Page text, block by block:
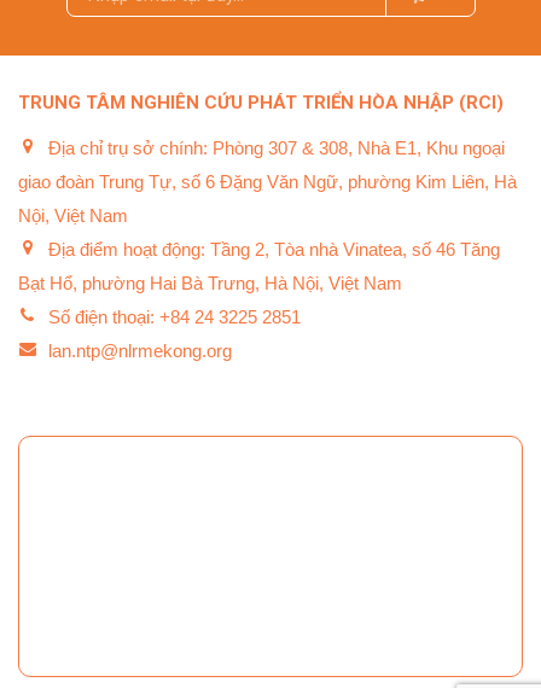
TRUNG TÂM NGHIÊN CỨU PHÁT TRIỂN HÒA NHẬP (RCI)
Địa chỉ trụ sở chính: Phòng 307 & 308, Nhà E1, Khu ngoại
giao đoàn Trung Tự, số 6 Đặng Văn Ngữ, phường Kim Liên, Hà
Nội, Việt Nam
Địa điểm hoạt động: Tầng 2, Tòa nhà Vinatea, số 46 Tăng
Bạt Hổ, phường Hai Bà Trưng, Hà Nội, Việt Nam
Số điện thoại: +84 24 3225 2851
lan.ntp@nlrmekong.org